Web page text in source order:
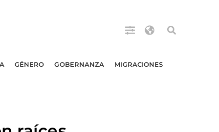
GÉNERO GOBERNANZA MIGRACIONES